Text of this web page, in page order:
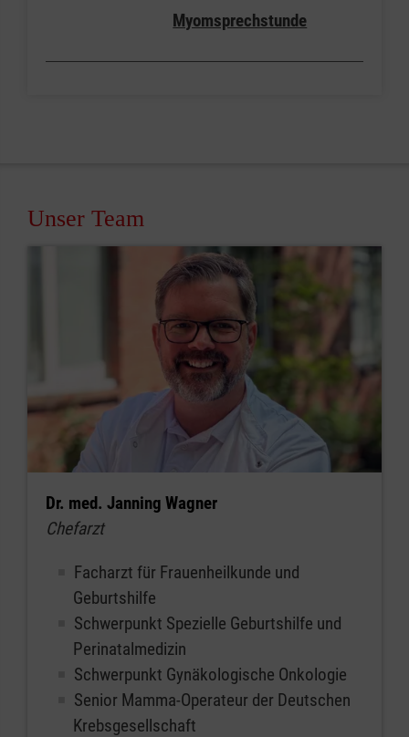
Myomsprechstunde
Unser Team
Dr. med. Janning Wagner
Chefarzt
Facharzt für Frauenheilkunde und
Geburtshilfe
Schwerpunkt Spezielle Geburtshilfe und
Perinatalmedizin
Schwerpunkt Gynäkologische Onkologie
Senior Mamma-Operateur der Deutschen
Krebsgesellschaft